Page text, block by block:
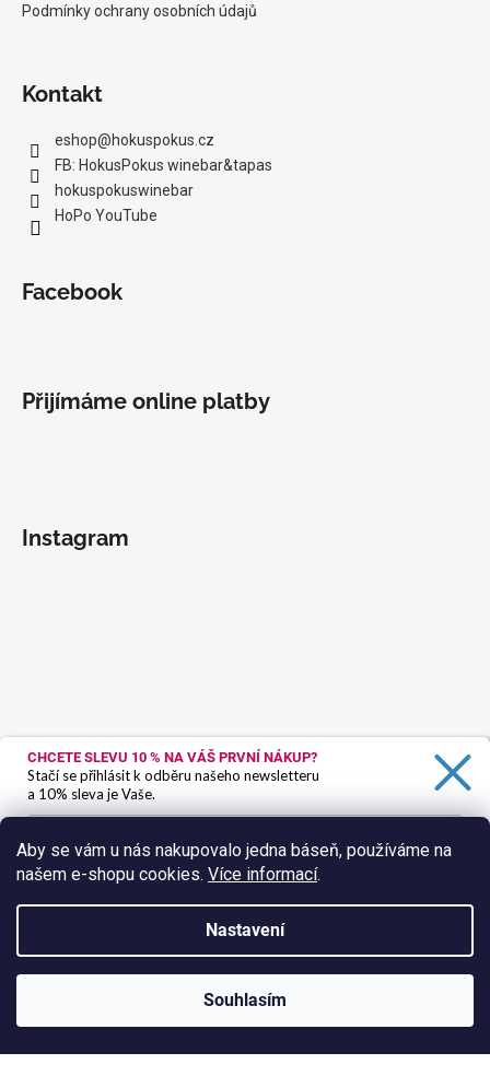
Aby se vám u nás nakupovalo jedna báseň, používáme na
našem e-shopu cookies. Více informací.
Nastavení
Souhlasím
Podmínky ochrany osobních údajů
Kontakt
eshop@hokuspokus.cz
FB: HokusPokus winebar&tapas
hokuspokuswinebar
HoPo YouTube
Facebook
Přijímáme online platby
Instagram
Sledovat na Instagramu
CHCETE SLEVU 10 % NA VÁŠ PRVNÍ NÁKUP?
Stačí se přihlásit k odběru našeho newsletteru
a 10% sleva je Vaše.
Ano, chci se přihlásit
Zásady zpracování osobních údajů